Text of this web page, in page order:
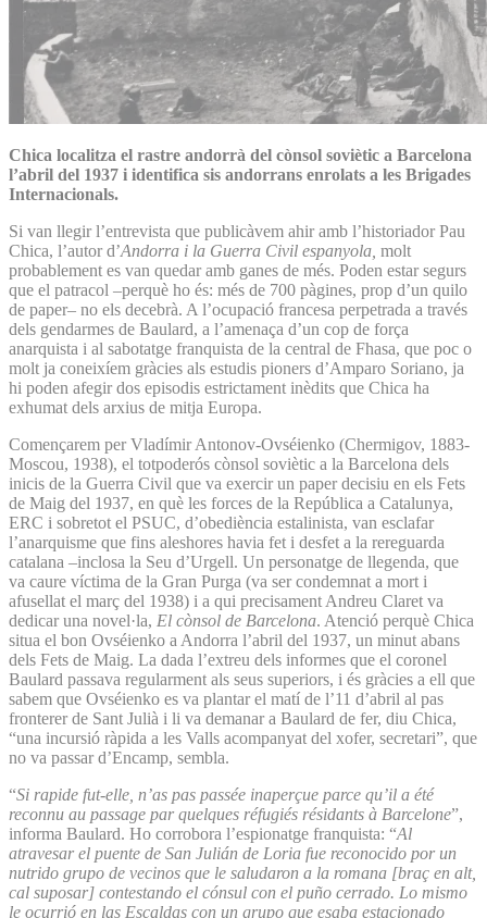
Chica localitza el rastre andorrà del cònsol soviètic a Barcelona
l’abril del 1937 i identifica sis andorrans enrolats a les Brigades
Internacionals.
Si van llegir l’entrevista que publicàvem ahir amb l’historiador Pau
Chica, l’autor d’Andorra i la Guerra Civil espanyola, molt
probablement es van quedar amb ganes de més. Poden estar segurs
que el patracol –perquè ho és: més de 700 pàgines, prop d’un quilo
de paper– no els decebrà. A l’ocupació francesa perpetrada a través
dels gendarmes de Baulard, a l’amenaça d’un cop de força
anarquista i al sabotatge franquista de la central de Fhasa, que poc o
molt ja coneixíem gràcies als estudis pioners d’Amparo Soriano, ja
hi poden afegir dos episodis estrictament inèdits que Chica ha
exhumat dels arxius de mitja Europa.
Començarem per Vladímir Antonov-Ovséienko (Chermigov, 1883-
Moscou, 1938), el totpoderós cònsol soviètic a la Barcelona dels
inicis de la Guerra Civil que va exercir un paper decisiu en els Fets
de Maig del 1937, en què les forces de la República a Catalunya,
ERC i sobretot el PSUC, d’obediència estalinista, van esclafar
l’anarquisme que fins aleshores havia fet i desfet a la rereguarda
catalana –inclosa la Seu d’Urgell. Un personatge de llegenda, que
va caure víctima de la Gran Purga (va ser condemnat a mort i
afusellat el març del 1938) i a qui precisament Andreu Claret va
dedicar una novel·la, El cònsol de Barcelona. Atenció perquè Chica
situa el bon Ovséienko a Andorra l’abril del 1937, un minut abans
dels Fets de Maig. La dada l’extreu dels informes que el coronel
Baulard passava regularment als seus superiors, i és gràcies a ell que
sabem que Ovséienko es va plantar el matí de l’11 d’abril al pas
fronterer de Sant Julià i li va demanar a Baulard de fer, diu Chica,
“una incursió ràpida a les Valls acompanyat del xofer, secretari”, que
no va passar d’Encamp, sembla.
“Si rapide fut-elle, n’as pas passée inaperçue parce qu’il a été
reconnu au passage par quelques réfugiés résidants à Barcelone”,
informa Baulard. Ho corrobora l’espionatge franquista: “Al
atravesar el puente de San Julián de Loria fue reconocido por un
nutrido grupo de vecinos que le saludaron a la romana [braç en alt,
cal suposar] contestando el cónsul con el puño cerrado. Lo mismo
le ocurrió en las Escaldas con un grupo que esaba estacionado